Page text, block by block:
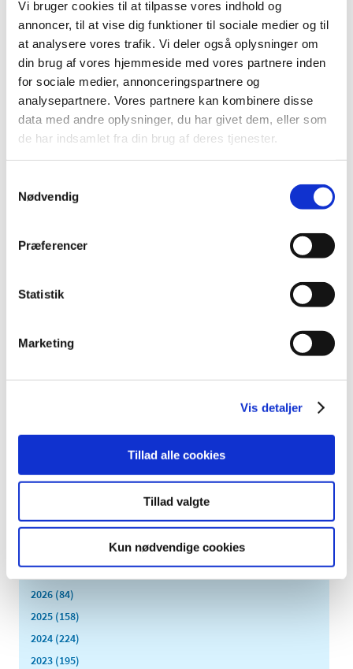
Vi bruger cookies til at tilpasse vores indhold og
annoncer, til at vise dig funktioner til sociale medier og til
at analysere vores trafik. Vi deler også oplysninger om
din brug af vores hjemmeside med vores partnere inden
for sociale medier, annonceringspartnere og
analysepartnere. Vores partnere kan kombinere disse
data med andre oplysninger, du har givet dem, eller som
de har indsamlet fra din brug af deres tjenester.
Nødvendig
Præferencer
Statistik
Marketing
Vis detaljer
Tillad alle cookies
Tillad valgte
Kun nødvendige cookies
14. februar 2023
Tekniske problemer har ført til ukorrekte oplysninger om
enkelte indlægssedler i databasen indlægsseddel.dk. …
Ledig bevilling til Roslev Apotek
|9. februar 2023|
Bevillingen til at drive Roslev Apotek er ledig snarest
Lægemiddelstyrelsen søger apoteksbestyrere
interesseret i at prøve udfordringen som apoteksbestyre
Offentlig høring søger bidrag til at styrke
Alle interessenter, der ønsker at bidrage til at fremme
Antibiotikalægemidlet Dicillin fra firmaet
Sandoz tilbagekaldes
Patienter, der er i behandling med Dicillin Sandoz 500 mg
kapsler, skal gå på apoteket og få byttet medicinen. Det
TID
2026 (84)
2025 (158)
2024 (224)
2023 (195)